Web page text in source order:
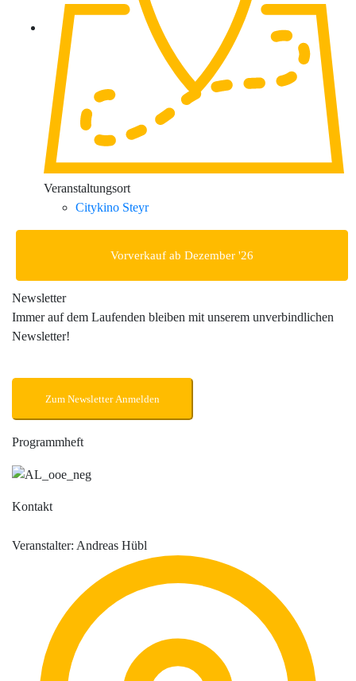
Veranstaltungsort
Citykino Steyr
Vorverkauf ab Dezember '26
Newsletter
Immer auf dem Laufenden bleiben mit unserem unverbindlichen
Newsletter!
Zum Newsletter Anmelden
Programmheft
Kontakt
Veranstalter: Andreas Hübl